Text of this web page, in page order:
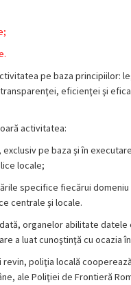
pe baza principiilor:
eficienţei şi
activitatea:
pe baza şi în
locale;
specifice fiecărui
centrale şi locale.
organelor abilitate
a luat cunoştinţă cu ocazia
revin, poliţia locală
ale Poliţiei de Frontieră